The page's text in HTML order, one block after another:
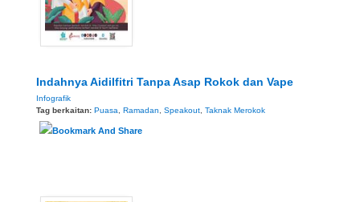
Indahnya Aidilfitri Tanpa Asap Rokok dan Vape
Infografik
Tag berkaitan: Puasa, Ramadan, Speakout, Taknak Merokok